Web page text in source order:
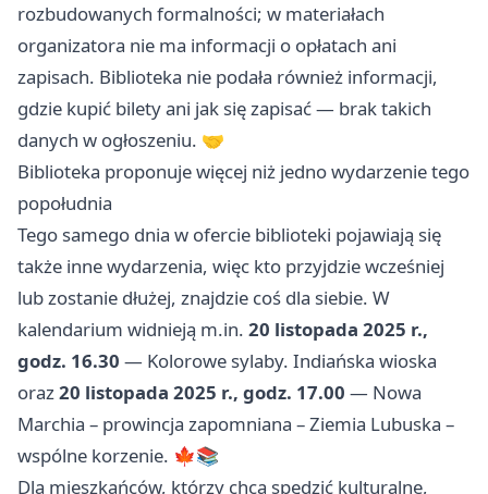
rozbudowanych formalności; w materiałach
organizatora nie ma informacji o opłatach ani
zapisach. Biblioteka nie podała również informacji,
gdzie kupić bilety ani jak się zapisać — brak takich
danych w ogłoszeniu. 🤝
Biblioteka proponuje więcej niż jedno wydarzenie tego
popołudnia
Tego samego dnia w ofercie biblioteki pojawiają się
także inne wydarzenia, więc kto przyjdzie wcześniej
lub zostanie dłużej, znajdzie coś dla siebie. W
kalendarium widnieją m.in. 20 listopada 2025 r.,
godz. 16.30 — Kolorowe sylaby. Indiańska wioska
oraz20 listopada 2025 r., godz. 17.00 — Nowa
Marchia – prowincja zapomniana – Ziemia Lubuska –
wspólne korzenie. 🍁📚
Dla mieszkańców, którzy chcą spędzić kulturalne,